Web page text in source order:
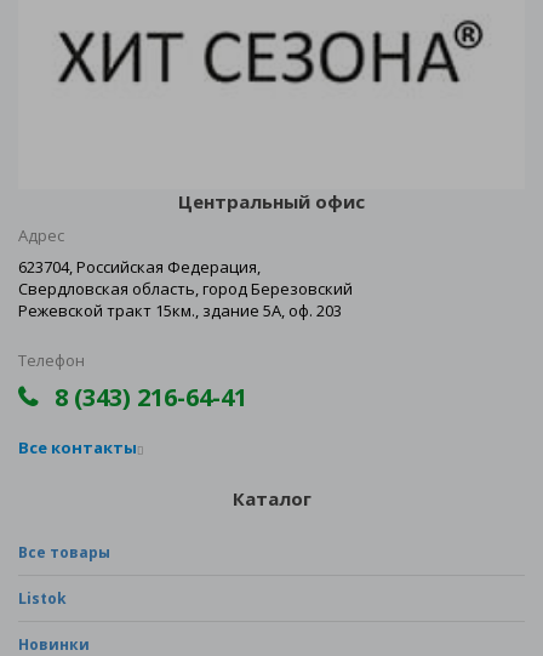
Центральный офис
Адрес
623704, Российская Федерация,
Свердловская область, город Березовский
Режевской тракт 15км., здание 5А, оф. 203
Телефон
8 (343) 216-64-41
Все контакты
Каталог
Все товары
Listok
Новинки